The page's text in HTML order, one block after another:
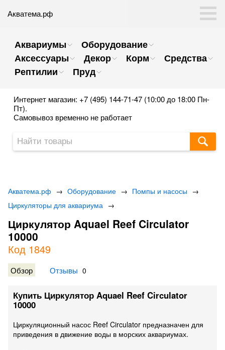
Акватема.рф
Аквариумы
Оборудование
Аксессуары
Декор Корм
Средства
Рептилии
Пруд
Интернет магазин: +7 (495) 144-71-47 (10:00 до 18:00 Пн-
Пт).
Самовывоз временно не работает
Акватема.рф → Оборудование → Помпы и насосы →
Циркуляторы для аквариума →
Циркулятор Aquael Reef Circulator
10000
Код 1849
Обзор Отзывы 0
Купить Циркулятор Aquael Reef Circulator
10000
​Циркуляционный насос Reef Circulator предназначен для
приведения в движение воды в морских аквариумах.